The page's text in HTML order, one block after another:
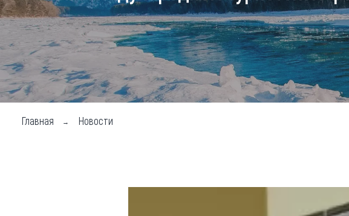
Туры Где побывать
Объекты природы
Объекты истории и
Объекты развлечений
Топ туристических мест
Главная Новости